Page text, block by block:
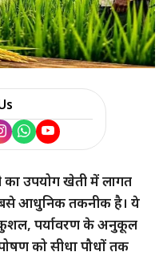
का उपयोग खेती में लागत
आधुनिक तकनीक है। ये
पर्यावरण के अनुकूल
को सीधा पौधों तक
r
e